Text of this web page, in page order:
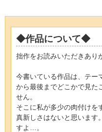
◆作品について◆
拙作をお読みいただきあり
今書いている作品は、テー
から最後までどこかで見た
せん。
そこに私が多少の肉付けを
真新しさはないと思います
すよ…。